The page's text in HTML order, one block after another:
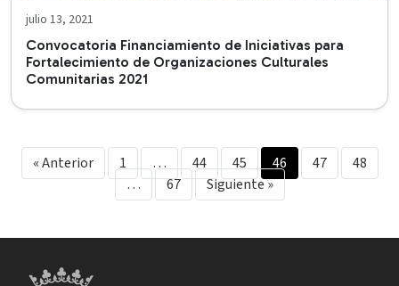
julio 13, 2021
Convocatoria Financiamiento de Iniciativas para
Fortalecimiento de Organizaciones Culturales
Comunitarias 2021
« Anterior 1 … 44 45 46 47
48
…
67 Siguiente »